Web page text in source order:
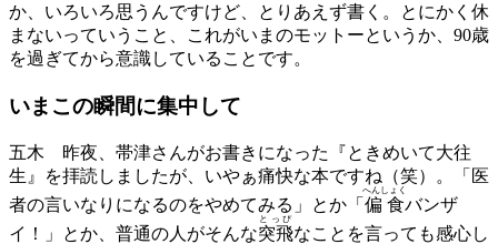
か、いろいろ思うんですけど、とりあえず書く。とにかく休
まないっていうこと、これがいまのモットーというか、90歳
を過ぎてから意識していることです。
いまこの瞬間に集中して
五木 昨夜、帯津さんがお書きになった『ときめいて大往
生』を拝読しましたが、いやぁ痛快な本ですね（笑）。「医
者の言いなりになるのをやめてみる」とか「 偏食
へんしょく
バンザ
イ！」とか、普通の人がそんな突飛
とっぴ
なことを言っても感心し